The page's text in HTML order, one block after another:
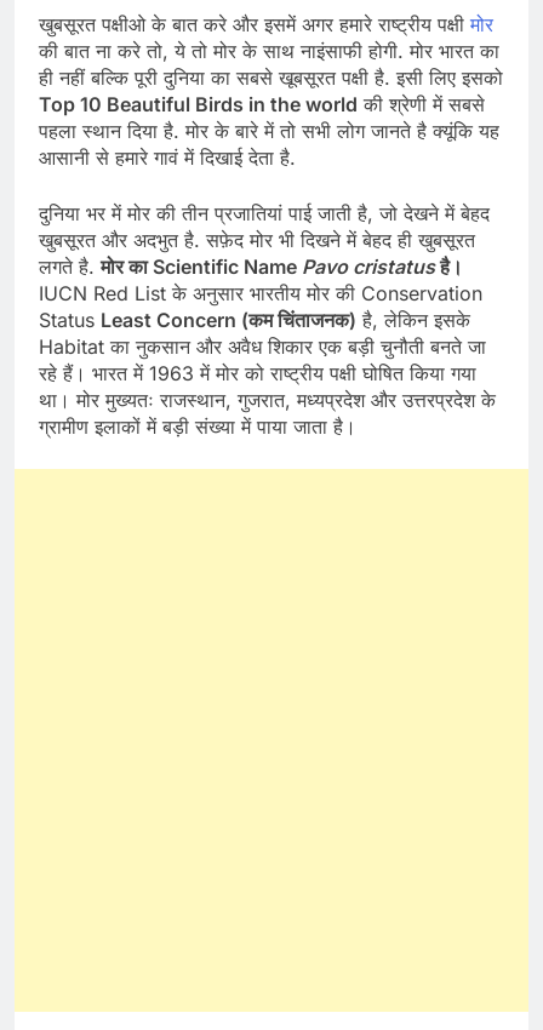
खुबसूरत पक्षीओ के बात करे और इसमें अगर हमारे राष्ट्रीय पक्षीमोर
की बात ना करे तो, ये तो मोर के साथ नाइंसाफी होगी. मोर भारत का
ही नहीं बल्कि पूरी दुनिया का सबसे खूबसूरत पक्षी है. इसी लिए इसको
Top 10 Beautiful Birds in the world की श्रेणी में सबसे
पहला स्थान दिया है. मोर के बारे में तो सभी लोग जानते है क्यूंकि यह
आसानी से हमारे गावं में दिखाई देता है.
दुनिया भर में मोर की तीन प्रजातियां पाई जाती है, जो देखने में बेहद
खुबसूरत और अदभुत है. सफ़ेद मोर भी दिखने में बेहद ही खुबसूरत
लगते है.मोर का Scientific Name Pavo cristatusहै।
IUCN Red List के अनुसार भारतीय मोर की Conservation
Status Least Concern (कम चिंताजनक) है, लेकिन इसके
Habitat का नुकसान और अवैध शिकार एक बड़ी चुनौती बनते जा
रहे हैं। भारत में 1963 में मोर को राष्ट्रीय पक्षी घोषित किया गया
था। मोर मुख्यतः राजस्थान, गुजरात, मध्यप्रदेश और उत्तरप्रदेश के
ग्रामीण इलाकों में बड़ी संख्या में पाया जाता है।